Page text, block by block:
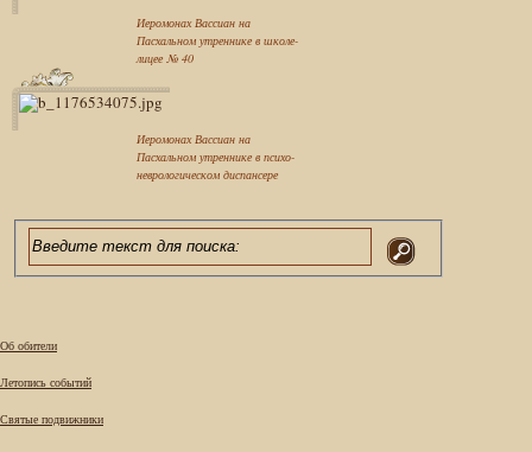
Иеромонах Вассиан на
Пасхальном утреннике в школе-
лицее № 40
Иеромонах Вассиан на
Пасхальном утреннике в психо-
неврологическом диспансере
Об обители
Летопись событий
Святые подвижники